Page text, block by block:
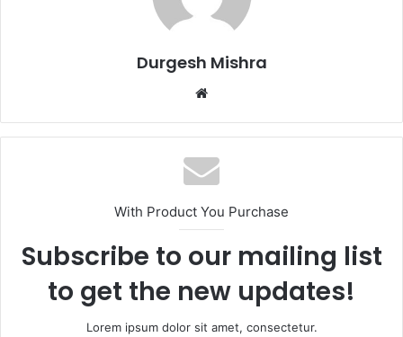
Durgesh Mishra
Website
With Product You Purchase
Subscribe to our mailing list
to get the new updates!
Lorem ipsum dolor sit amet, consectetur.